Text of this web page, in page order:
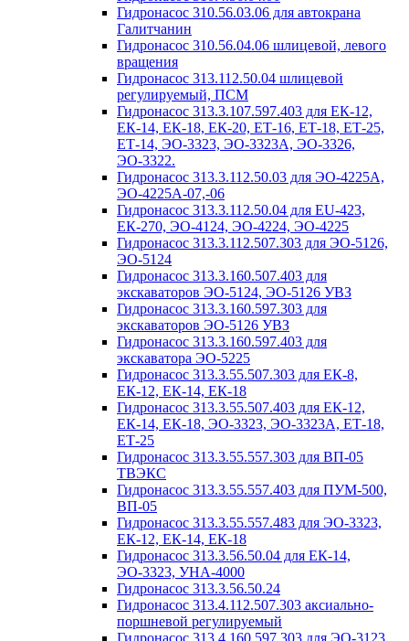
Гидронасос 310.56.03.06 для автокрана
Галитчанин
Гидронасос 310.56.04.06 шлицевой, левого
вращения
Гидронасос 313.112.50.04 шлицевой
регулируемый, ПСМ
Гидронасос 313.3.107.597.403 для ЕК-12,
ЕК-14, ЕК-18, ЕК-20, ЕТ-16, ЕТ-18, ЕТ-25,
ЕТ-14, ЭО-3323, ЭО-3323А, ЭО-3326,
ЭО-3322.
Гидронасос 313.3.112.50.03 для ЭО-4225А,
ЭО-4225А-07,-06
Гидронасос 313.3.112.50.04 для ЕU-423,
ЕК-270, ЭО-4124, ЭО-4224, ЭО-4225
Гидронасос 313.3.112.507.303 для ЭО-5126,
ЭО-5124
Гидронасос 313.3.160.507.403 для
экскаваторов ЭО-5124, ЭО-5126 УВЗ
Гидронасос 313.3.160.597.303 для
экскаваторов ЭО-5126 УВЗ
Гидронасос 313.3.160.597.403 для
экскаватора ЭО-5225
Гидронасос 313.3.55.507.303 для ЕК-8,
ЕК-12, ЕК-14, ЕК-18
Гидронасос 313.3.55.507.403 для ЕК-12,
ЕК-14, ЕК-18, ЭО-3323, ЭО-3323А, ЕТ-18,
ЕТ-25
Гидронасос 313.3.55.557.303 для ВП-05
ТВЭКС
Гидронасос 313.3.55.557.403 для ПУМ-500,
ВП-05
Гидронасос 313.3.55.557.483 для ЭО-3323,
ЕК-12, ЕК-14, ЕК-18
Гидронасос 313.3.56.50.04 для ЕК-14,
ЭО-3323, УНА-4000
Гидронасос 313.3.56.50.24
Гидронасос 313.4.112.507.303 аксиально-
поршневой регулируемый
Гидронасос 313.4.160.597.303 для ЭО-3123,